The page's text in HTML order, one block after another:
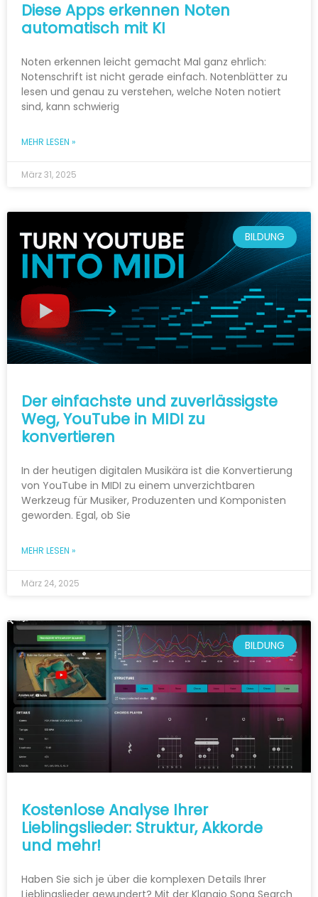
Diese Apps erkennen Noten
automatisch mit KI
Noten erkennen leicht gemacht Mal ganz ehrlich:
Notenschrift ist nicht gerade einfach. Notenblätter zu
lesen und genau zu verstehen, welche Noten notiert
sind, kann schwierig
MEHR LESEN »
März 31, 2025
BILDUNG
Der einfachste und zuverlässigste
Weg, YouTube in MIDI zu
konvertieren
In der heutigen digitalen Musikära ist die Konvertierung
von YouTube in MIDI zu einem unverzichtbaren
Werkzeug für Musiker, Produzenten und Komponisten
geworden. Egal, ob Sie
MEHR LESEN »
März 24, 2025
BILDUNG
Kostenlose Analyse Ihrer
Lieblingslieder: Struktur, Akkorde
und mehr!
Haben Sie sich je über die komplexen Details Ihrer
Lieblingslieder gewundert? Mit der Klangio Song Search